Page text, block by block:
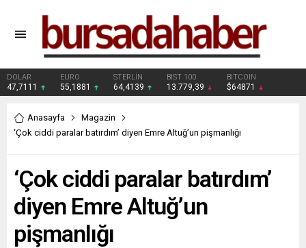
DOLAR
47,7111
EURO
55,1881
STERLİN
64,4139
BIST 100
13.779,39
BITCOIN
$64871
Anasayfa
Magazin
‘Çok ciddi paralar batırdım’ diyen Emre Altuğ’un pişmanlığı
‘Çok ciddi paralar batırdım’
diyen Emre Altuğ’un
pişmanlığı